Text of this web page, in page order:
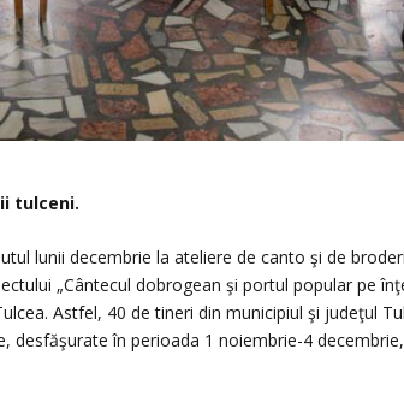
tulceni.
lunii decembrie la ateliere de canto şi de
„Cântecul dobrogean şi portul popular pe
Astfel, 40 de tineri din municipiul şi judeţul
desfăşurate în perioada 1 noiembrie-4